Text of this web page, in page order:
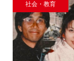
社会・教育